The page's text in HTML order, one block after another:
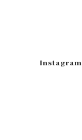
Instagram